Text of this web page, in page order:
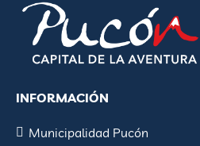
INFORMACIÓN
Municipalidad Pucón